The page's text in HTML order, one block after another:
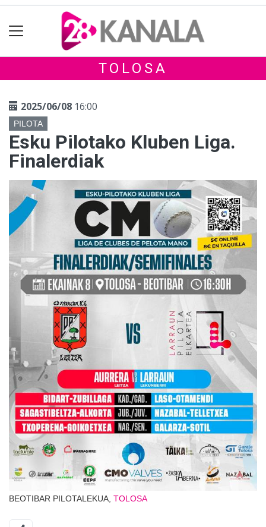
TOLOSA
2025/06/08 16:00
PILOTA
Esku Pilotako Kluben Liga.
Finalerdiak
BEOTIBAR PILOTALEKUA, TOLOSA